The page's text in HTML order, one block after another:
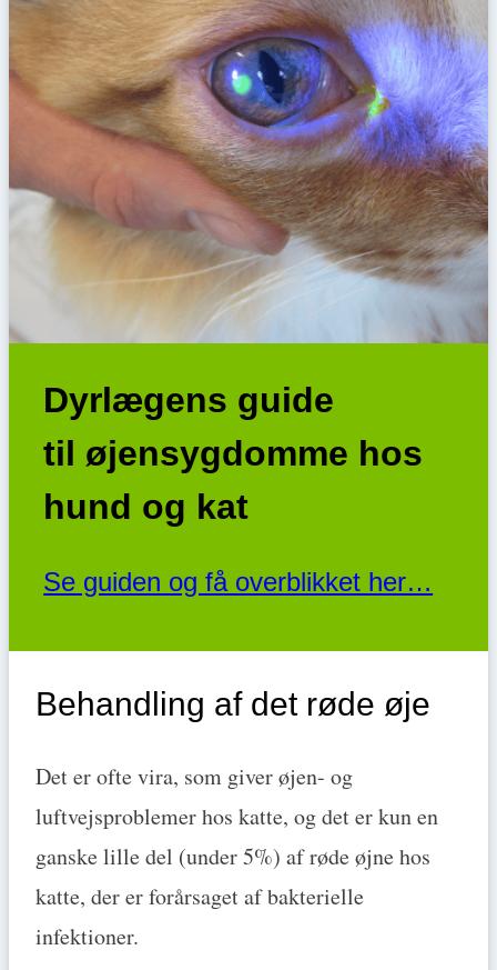
Dyrlægens guide
til øjensygdomme hos
hund og kat
Se guiden og få overblikket her…
Behandling af det røde øje
Det er ofte vira, som giver øjen- og
luftvejsproblemer hos katte, og det er kun en
ganske lille del (under 5%) af røde øjne hos
katte, der er forårsaget af bakterielle
infektioner.